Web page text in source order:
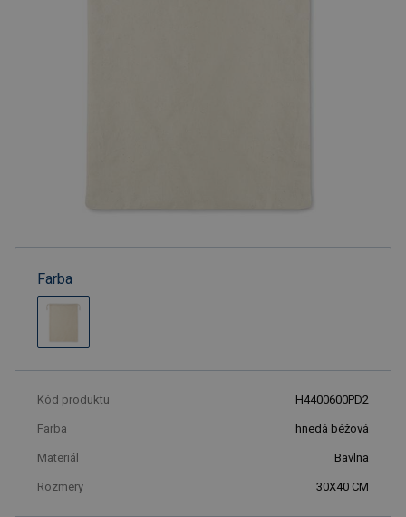
Farba
Kód produktu H4400600PD2
Farba hnedá béžová
Materiál Bavlna
Rozmery 30X40 CM